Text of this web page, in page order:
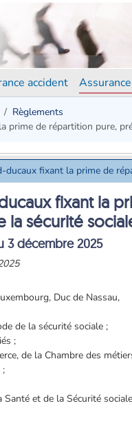
accident
Règlements
prime de répartition pure,
ducaux fixant la prime de
fixant la
la sécurité
3 décembre 2025
Duc de Nassau,
de la sécurité sociale ;
;
de la Chambre des
;
et de la Sécurité